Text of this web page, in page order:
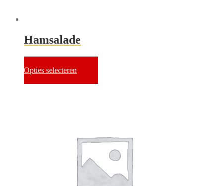
Hamsalade
Opties selecteren